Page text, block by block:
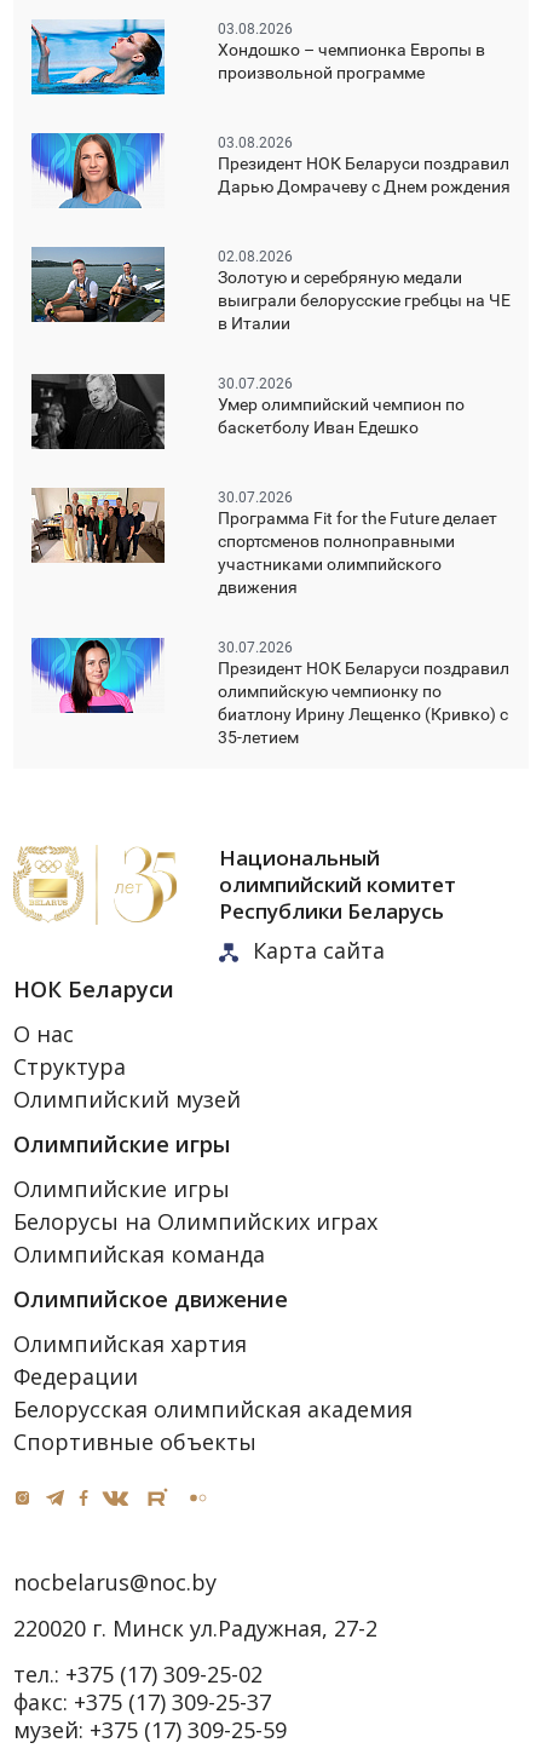
03.08.2026
Хондошко – чемпионка Европы в
произвольной программе
03.08.2026
Президент НОК Беларуси поздравил
Дарью Домрачеву с Днем рождения
02.08.2026
Золотую и серебряную медали
выиграли белорусские гребцы на ЧЕ
в Италии
30.07.2026
Умер олимпийский чемпион по
баскетболу Иван Едешко
30.07.2026
Программа Fit for the Future делает
спортсменов полноправными
участниками олимпийского
движения
30.07.2026
Президент НОК Беларуси поздравил
олимпийскую чемпионку по
биатлону Ирину Лещенко (Кривко) с
35-летием
Национальный
олимпийский комитет
Республики Беларусь
Карта сайта
НОК Беларуси
О нас
Структура
Олимпийский музей
Олимпийские игры
Олимпийские игры
Белорусы на Олимпийских играх
Олимпийская команда
Олимпийское движение
Олимпийская хартия
Федерации
Белорусская олимпийская академия
Спортивные объекты
nocbelarus@noc.by
220020 г. Минск ул.Радужная, 27-2
тел.: +375 (17) 309-25-02
факс: +375 (17) 309-25-37
музей: +375 (17) 309-25-59